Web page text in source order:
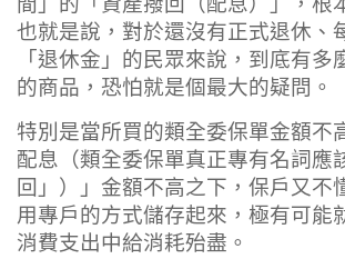
也就是說，對於還沒有正式退休、
「退休金」的民眾來說，到底有多
的商品，恐怕就是個最大的疑問。
特別是當所買的類全委保單金額不
配息（類全委保單真正專有名詞應
回」）」金額不高之下，保戶又不
用專戶的方式儲存起來，極有可能
消費支出中給消耗殆盡。